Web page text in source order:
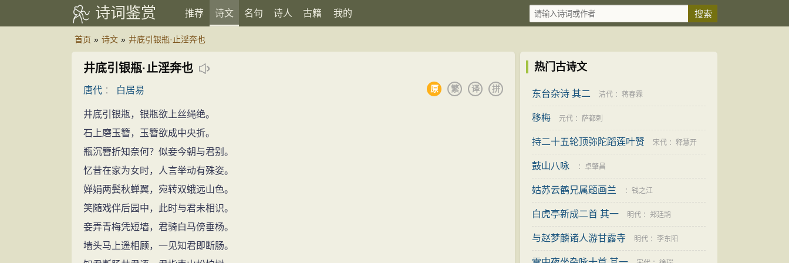
诗词鉴赏 推荐 诗文 名句 诗人 古籍 我的
首页 » 诗文 » 井底引银瓶·止淫奔也
井底引银瓶·止淫奔也
唐代 ： 白居易 拼
译
繁
原
井底引银瓶，银瓶欲上丝绳绝。
石上磨玉簪，玉簪欲成中央折。
瓶沉簪折知奈何？似妾今朝与君别。
忆昔在家为女时，人言举动有殊姿。
婵娟两鬓秋蝉翼，宛转双蛾远山色。
笑随戏伴后园中，此时与君未相识。
妾弄青梅凭短墙，君骑白马傍垂杨。
墙头马上遥相顾，一见知君即断肠。
热门古诗文
东台杂诗 其二 清代 ： 蒋春霖
移梅 元代 ： 萨都剌
持二十五轮顶弥陀蹈莲叶赞 宋代 ： 释慧开
鼓山八咏 ： 卓肇昌
姑苏云鹤兄属题画兰 ： 钱之江
白虎亭新成二首 其一 明代 ： 郑廷鹄
与赵梦麟诸人游甘露寺 明代 ： 李东阳